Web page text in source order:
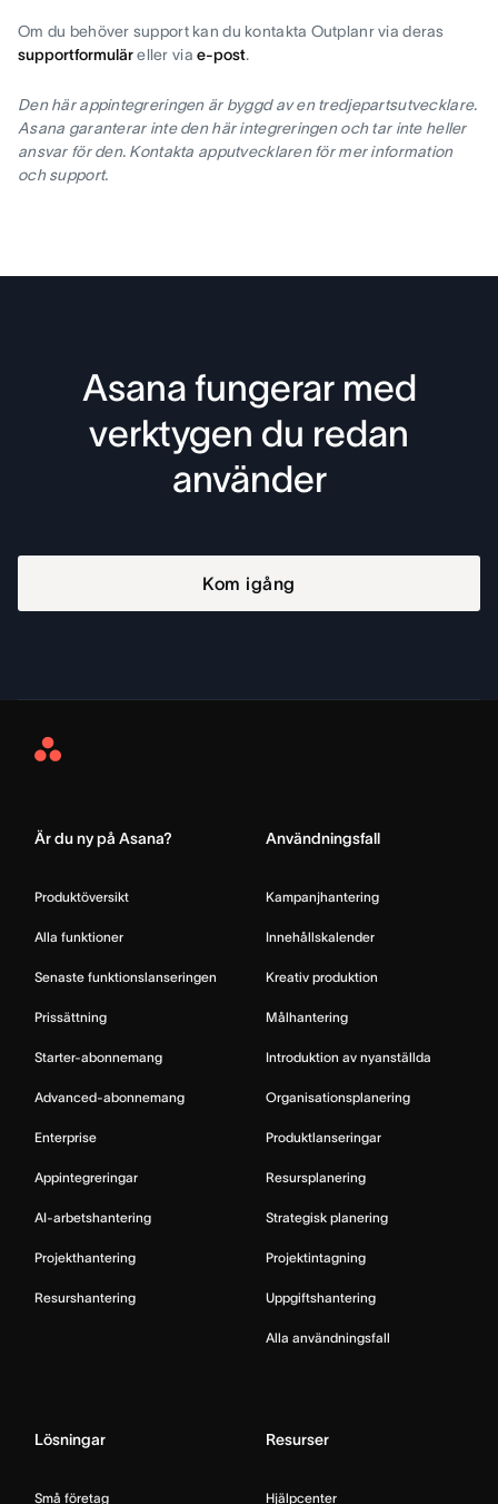
Om du behöver support kan du kontakta Outplanr via deras
supportformuläreller viae-post.
Den här appintegreringen är byggd av en tredjepartsutvecklare.
Asana garanterar inte den här integreringen och tar inte heller
ansvar för den. Kontakta apputvecklaren för mer information
och support.
Asana fungerar med
verktygen du redan
använder
Kom igång
Asana
Är du ny på Asana?
Produktöversikt
Alla funktioner
Senaste funktionslanseringen
Prissättning
Starter-abonnemang
Advanced-abonnemang
Enterprise
Appintegreringar
AI-arbetshantering
Projekthantering
Resurshantering
Användningsfall
Kampanjhantering
Innehållskalender
Kreativ produktion
Målhantering
Introduktion av nyanställda
Organisationsplanering
Produktlanseringar
Resursplanering
Strategisk planering
Projektintagning
Uppgiftshantering
Alla användningsfall
Lösningar
Små företag
Resurser
Hjälpcenter